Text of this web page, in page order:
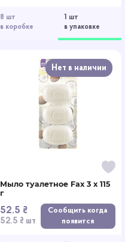
8 шт
в коробке
1 шт
в упаковке
Нет в наличии
Мыло туалетное Fax 3 x 115
г
52.5 ₴
52.5 ₴ шт
Сообщить когда
появится